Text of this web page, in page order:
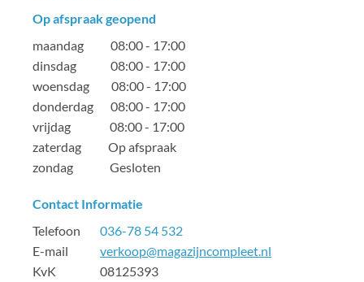
Op afspraak geopend
maandag 08:00 - 17:00
dinsdag 08:00 - 17:00
woensdag 08:00 - 17:00
donderdag 08:00 - 17:00
vrijdag 08:00 - 17:00
zaterdag Op afspraak
zondag Gesloten
Contact Informatie
Telefoon 036-78 54 532
E-mail verkoop@magazijncompleet.nl
KvK 08125393